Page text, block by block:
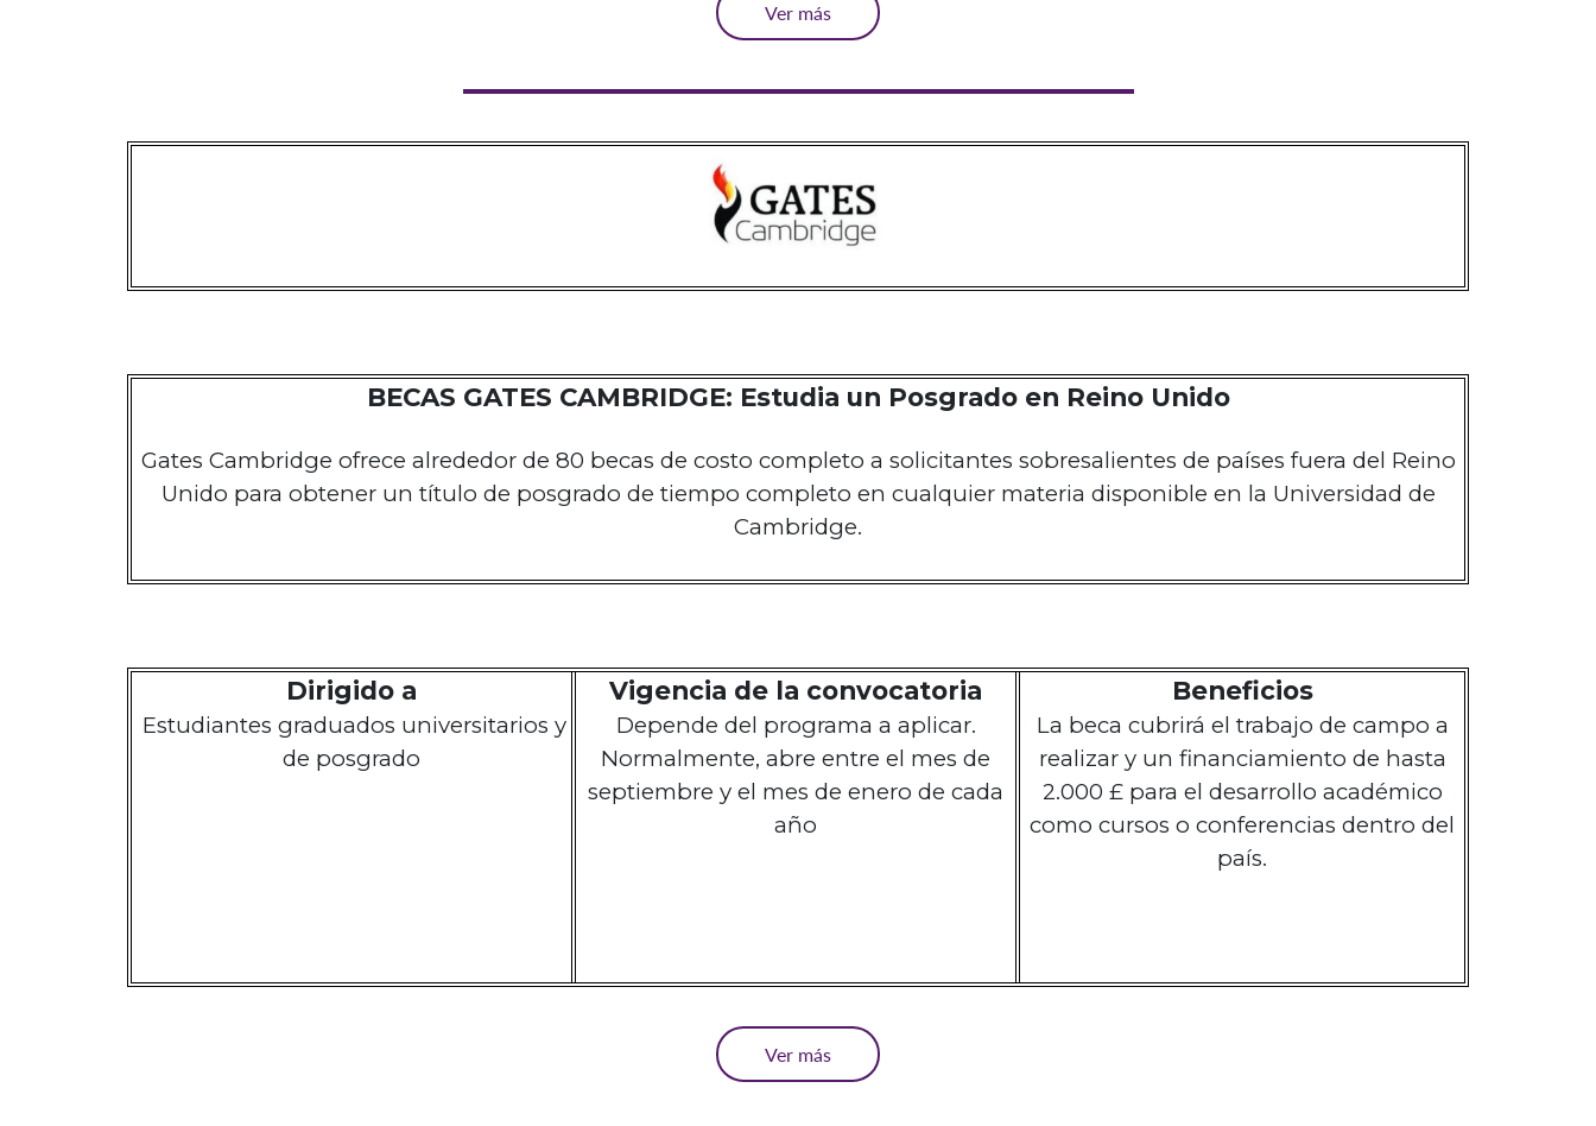
Ver más
BECAS GATES CAMBRIDGE: Estudia un Posgrado en Reino Unido
Gates Cambridge ofrece alrededor de 80 becas de costo completo a solicitantes sobresalientes de países fuera del Reino
Unido para obtener un título de posgrado de tiempo completo en cualquier materia disponible en la Universidad de
Cambridge.
Dirigido a
Estudiantes graduados universitarios y
de posgrado
Vigencia de la convocatoria
Depende del programa a aplicar.
Normalmente, abre entre el mes de
septiembre y el mes de enero de cada
año
Beneficios
La beca cubrirá el trabajo de campo a
realizar y un financiamiento de hasta
2.000 £ para el desarrollo académico
como cursos o conferencias dentro del
país.
Ver más